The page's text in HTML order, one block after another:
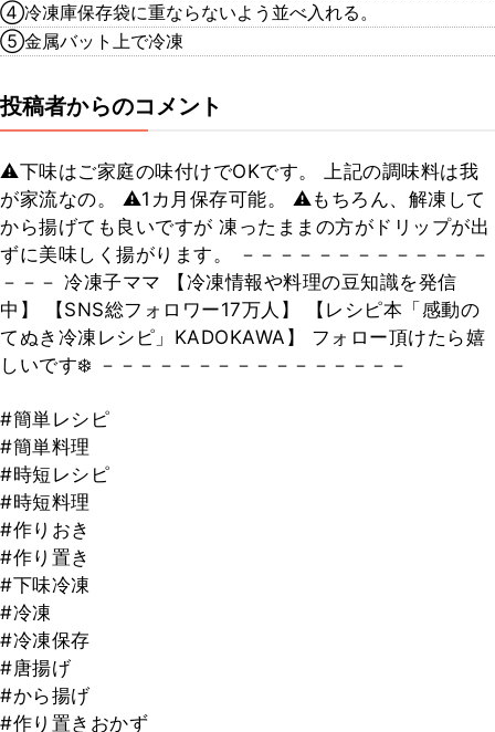
④冷凍庫保存袋に重ならないよう並べ入れる。
⑤金属バット上で冷凍
投稿者からのコメント
⚠️下味はご家庭の味付けでOKです。 上記の調味料は我
が家流なの。 ⚠️1カ月保存可能。 ⚠️もちろん、解凍して
から揚げても良いですが 凍ったままの方がドリップが出
ずに美味しく揚がります。 －－－－－－－－－－－－－
－－－ 冷凍子ママ 【冷凍情報や料理の豆知識を発信
中】 【SNS総フォロワー17万人】 【レシピ本「感動の
てぬき冷凍レシピ」KADOKAWA】 フォロー頂けたら嬉
しいです❄️ －－－－－－－－－－－－－－－－
#簡単レシピ
#簡単料理
#時短レシピ
#時短料理
#作りおき
#作り置き
#下味冷凍
#冷凍
#冷凍保存
#唐揚げ
#から揚げ
#作り置きおかず